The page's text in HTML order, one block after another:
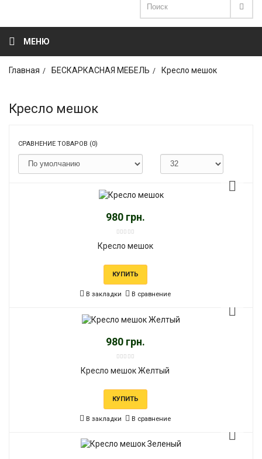
МЕНЮ
Главная БЕСКАРКАСНАЯ МЕБЕЛЬ Кресло мешок
Кресло мешок
СРАВНЕНИЕ ТОВАРОВ (0)
980 грн.
Кресло мешок
КУПИТЬ
В закладки В сравнение
980 грн.
Кресло мешок Желтый
КУПИТЬ
В закладки В сравнение